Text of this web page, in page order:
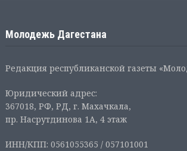
Молодежь Дагестана
Редакция республиканской газеты
Юридический адрес:
367018, РФ, РД, г. Махачкала,
пр. Насрутдинова 1А, 4 этаж
ИНН/КПП: 0561055365 / 057101001